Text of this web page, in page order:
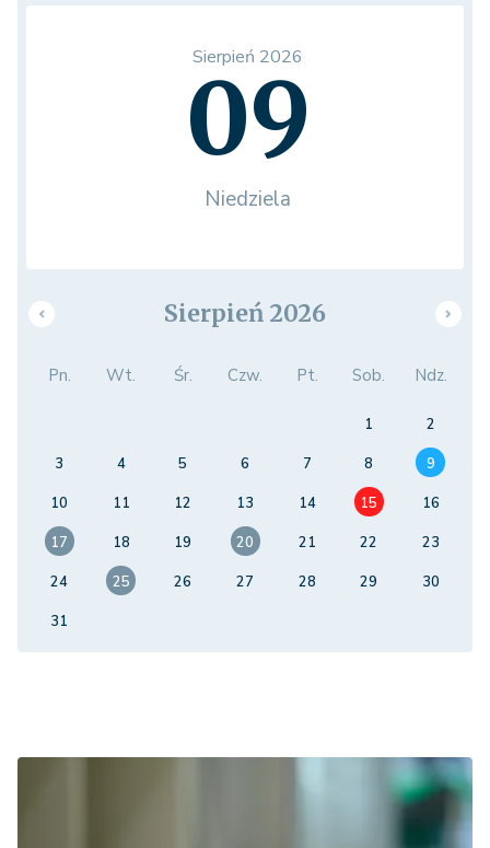
Sierpień 2026
09
Niedziela
Sierpień 2026
Pn. Wt. Śr. Czw. Pt. Sob. Ndz.
1
2
3
4 5 6 7 8
9
10
11 12 13 14 15
16
17
18 19 20 21 22
23
24
25 26 27 28 29
30
31